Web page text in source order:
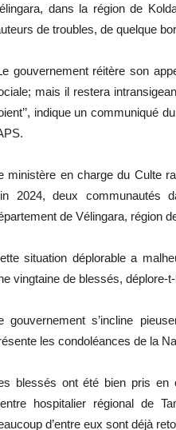
dans la région de
de troubles, de quelque
gouvernement réitère son
mais il restera
indique un communiqué
ministère en charge du Culte
2024, deux communautés
de Vélingara, région de
situation déplorable a
vingtaine de blessés, déplore-
gouvernement s’incline
les condoléances de la
blessés ont été bien pris en
hospitalier régional de
d’entre eux sont déjà